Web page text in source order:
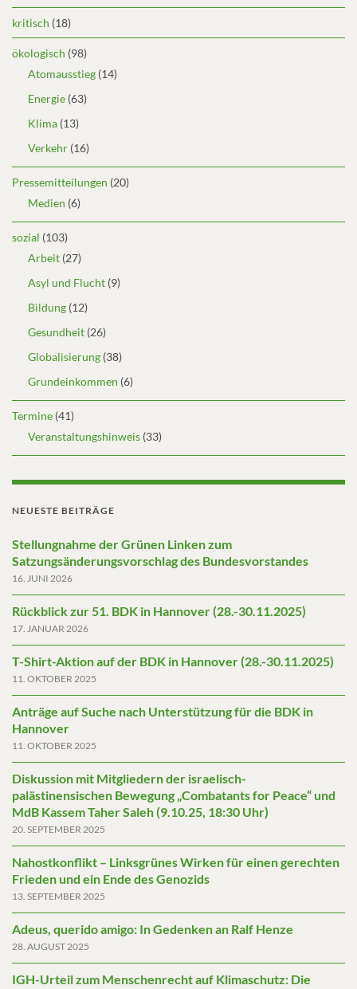
kritisch (18)
ökologisch (98)
Atomausstieg (14)
Energie (63)
Klima (13)
Verkehr (16)
Pressemitteilungen (20)
Medien (6)
sozial (103)
Arbeit (27)
Asyl und Flucht (9)
Bildung (12)
Gesundheit (26)
Globalisierung (38)
Grundeinkommen (6)
Termine (41)
Veranstaltungshinweis (33)
NEUESTE BEITRÄGE
Stellungnahme der Grünen Linken zum
Satzungsänderungsvorschlag des Bundesvorstandes
16. JUNI 2026
Rückblick zur 51. BDK in Hannover (28.-30.11.2025)
17. JANUAR 2026
T-Shirt-Aktion auf der BDK in Hannover (28.-30.11.2025)
11. OKTOBER 2025
Anträge auf Suche nach Unterstützung für die BDK in
Hannover
11. OKTOBER 2025
Diskussion mit Mitgliedern der israelisch-
palästinensischen Bewegung „Combatants for Peace“ und
MdB Kassem Taher Saleh (9.10.25, 18:30 Uhr)
20. SEPTEMBER 2025
Nahostkonflikt – Linksgrünes Wirken für einen gerechten
Frieden und ein Ende des Genozids
13. SEPTEMBER 2025
Adeus, querido amigo: In Gedenken an Ralf Henze
28. AUGUST 2025
IGH-Urteil zum Menschenrecht auf Klimaschutz: Die